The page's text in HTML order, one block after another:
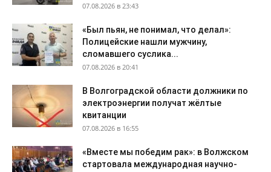
07.08.2026 в 23:43
«Был пьян, не понимал, что делал»:
Полицейские нашли мужчину,
сломавшего суслика...
07.08.2026 в 20:41
В Волгоградской области должники по
электроэнергии получат жёлтые
квитанции
07.08.2026 в 16:55
«Вместе мы победим рак»: в Волжском
стартовала международная научно-